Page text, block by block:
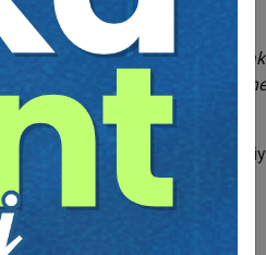
İçişleri Bakanı, Kalkınma
Genel Komutanı, Emniyet
hazır bulunur.”
ya da son dönem itibarıyla
görünmemektedir.
Bunlar: